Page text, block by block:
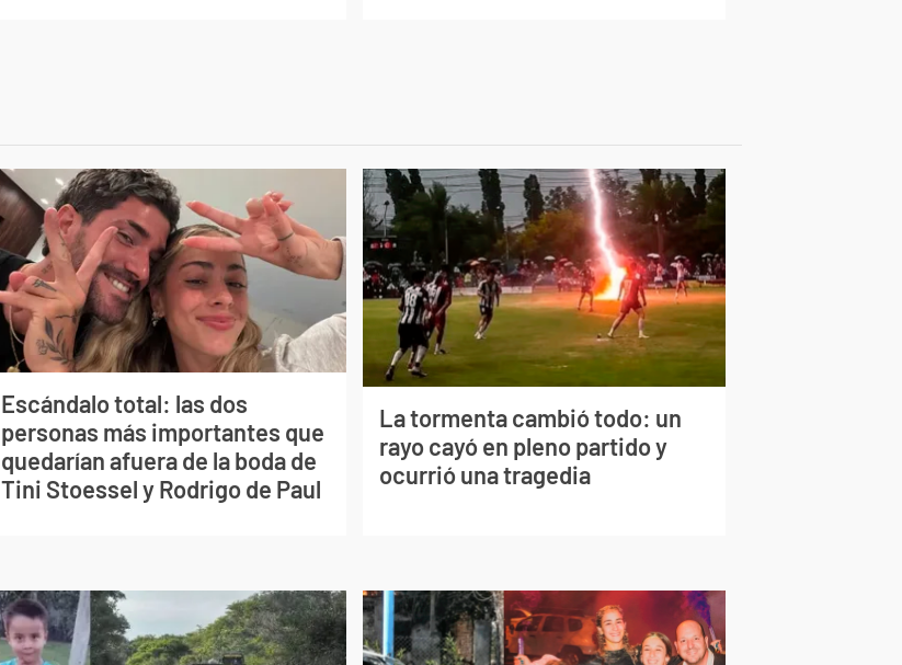
Escándalo total: las dos
personas más importantes que
quedarían afuera de la boda de
Tini Stoessel y Rodrigo de Paul
La tormenta cambió todo: un
rayo cayó en pleno partido y
ocurrió una tragedia